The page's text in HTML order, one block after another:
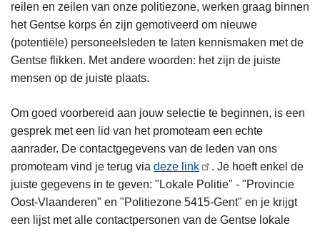
reilen en zeilen van onze politiezone, werken graag binnen
het Gentse korps én zijn gemotiveerd om nieuwe
(potentiële) personeelsleden te laten kennismaken met de
Gentse flikken. Met andere woorden: het zijn de juiste
mensen op de juiste plaats.
Om goed voorbereid aan jouw selectie te beginnen, is een
gesprek met een lid van het promoteam een echte
aanrader. De contactgegevens van de leden van ons
promoteam vind je terug via deze link
. Je hoeft enkel de
juiste gegevens in te geven: "Lokale Politie" - "Provincie
Oost-Vlaanderen" en "Politiezone 5415-Gent" en je krijgt
een lijst met alle contactpersonen van de Gentse lokale